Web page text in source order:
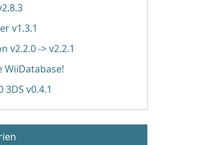
v1.3.1
v2.2.0 -> v2.2.1
WiiDatabase!
3DS v0.4.1